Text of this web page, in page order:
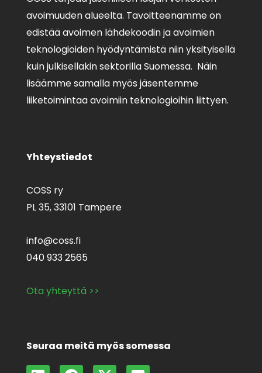
avoimuuden alueelta. Tavoitteenamme on
edistää avoimen lähdekoodin ja avoimien
teknologioiden hyödyntämistä niin yksityisellä
kuin julkisellakin sektorilla Suomessa. Näin
lisäämme samalla myös jäsentemme
liiketoimintaa avoimiin teknologioihin liittyen.
Yhteystiedot
COSS ry
PL 35,33101 Tampere
info@coss.fi
040 933 2565
Ota yhteyttä >>
Seuraa meitä myös somessa